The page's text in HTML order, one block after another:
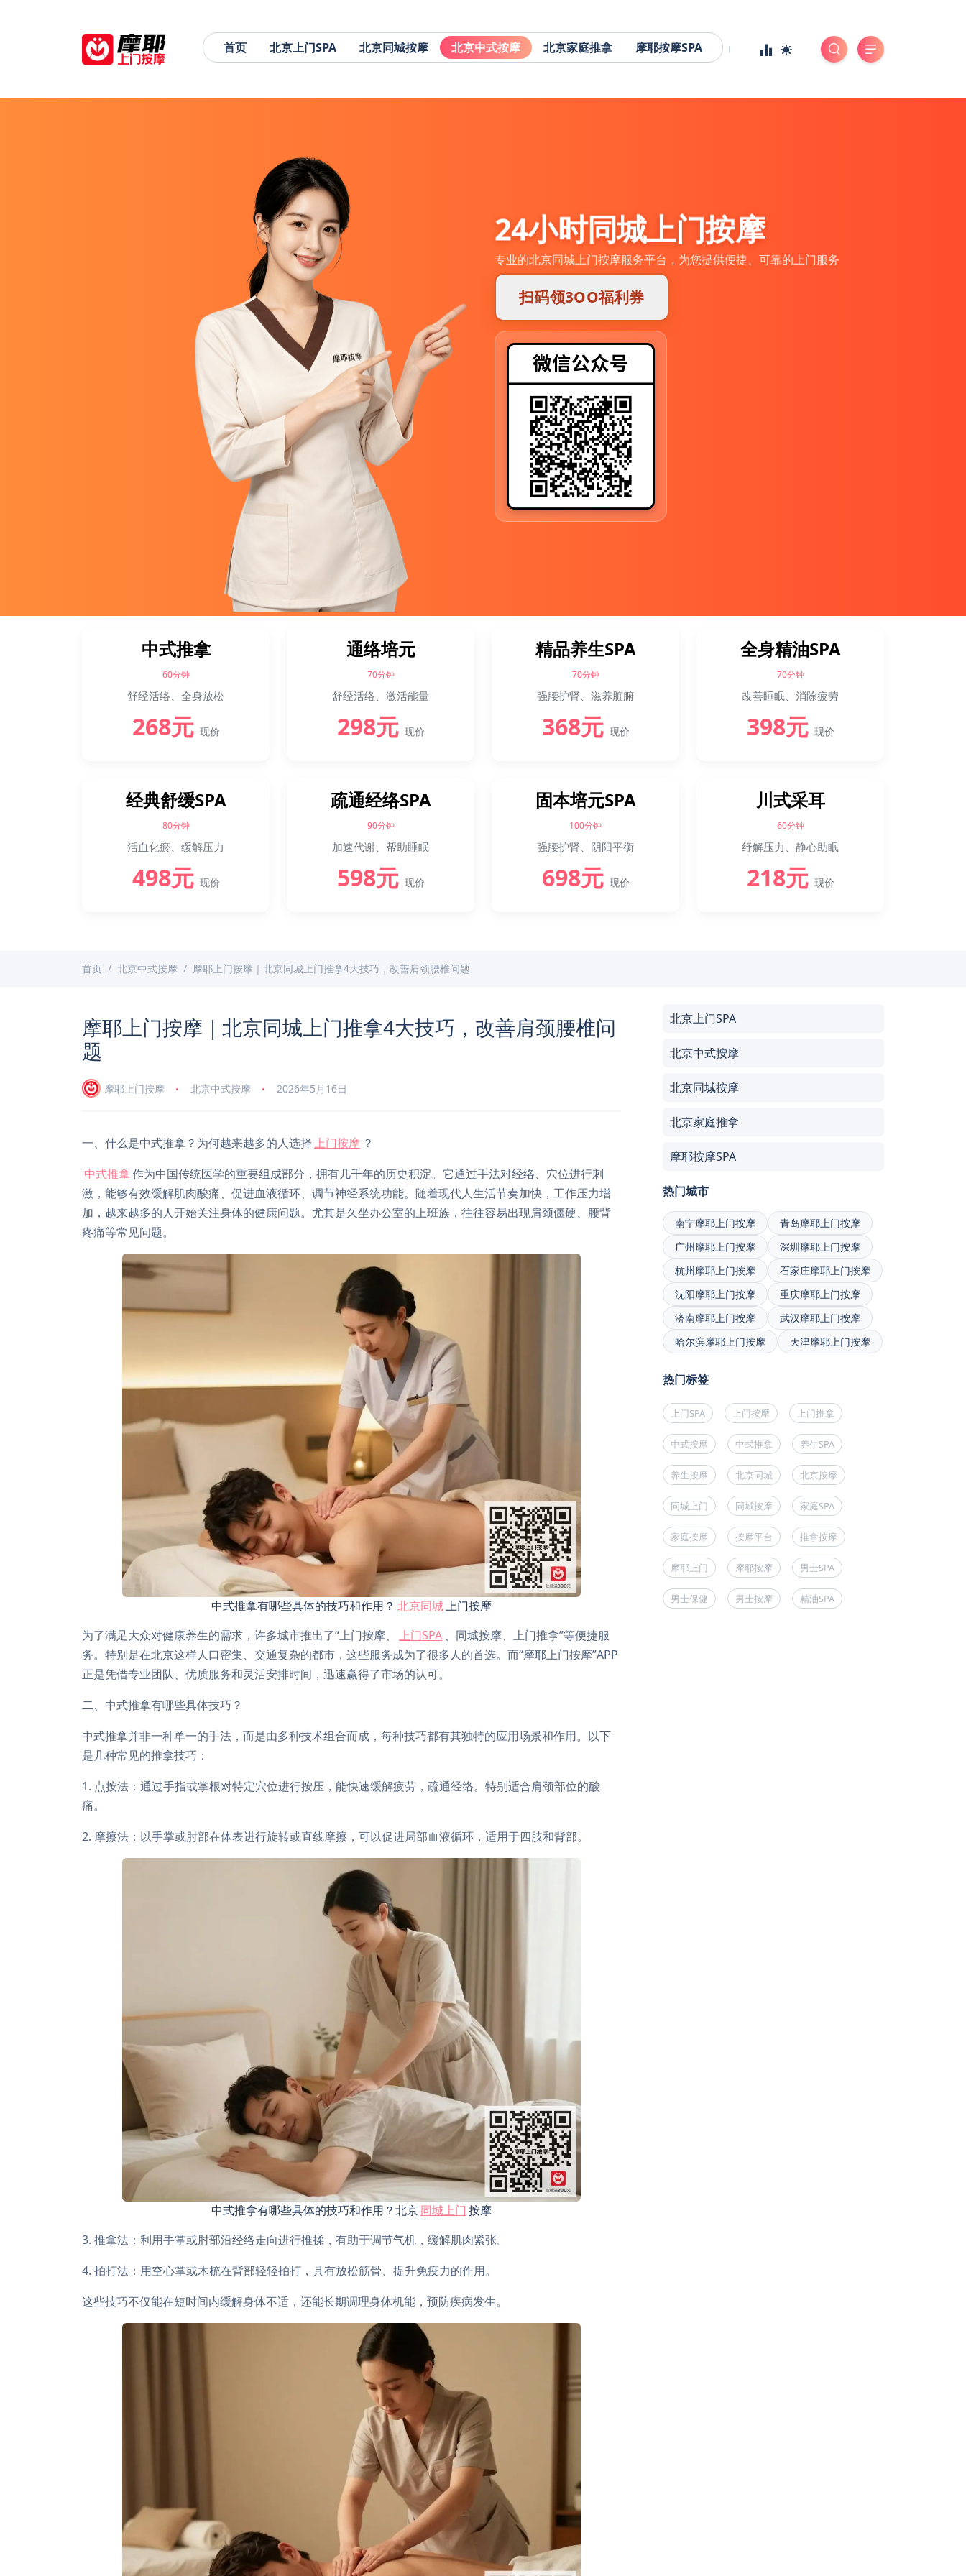
首页 北京上门SPA 北京同城按摩 北京中式按摩 北京家庭推拿 摩耶按摩SPA
24小时同城上门按摩
专业的北京同城上门按摩服务平台，为您提供便捷、可靠的上门服务
扫码领3OO福利券
中式推拿
60分钟
舒经活络、全身放松
268元 现价
通络培元
70分钟
舒经活络、激活能量
298元 现价
精品养生SPA
70分钟
强腰护肾、滋养脏腑
368元 现价
全身精油SPA
70分钟
改善睡眠、消除疲劳
398元 现价
经典舒缓SPA
80分钟
活血化瘀、缓解压力
498元 现价
疏通经络SPA
90分钟
加速代谢、帮助睡眠
598元 现价
固本培元SPA
100分钟
强腰护肾、阴阳平衡
698元 现价
川式采耳
60分钟
纾解压力、静心助眠
218元 现价
首页 北京中式按摩 摩耶上门按摩｜北京同城上门推拿4大技巧，改善肩颈腰椎问题
摩耶上门按摩｜北京同城上门推拿4大技巧，改善肩颈腰椎问
题
摩耶上门按摩 北京中式按摩 2026年5月16日
一、什么是中式推拿？为何越来越多的人选择上门按摩 ？
中式推拿作为中国传统医学的重要组成部分，拥有几千年的历史积淀。它通过手法对经络、穴位进行刺
激，能够有效缓解肌肉酸痛、促进血液循环、调节神经系统功能。随着现代人生活节奏加快，工作压力增
加，越来越多的人开始关注身体的健康问题。尤其是久坐办公室的上班族，往往容易出现肩颈僵硬、腰背
疼痛等常见问题。
中式推拿有哪些具体的技巧和作用？ 北京同城上门按摩
为了满足大众对健康养生的需求，许多城市推出了“上门按摩、
上门SPA 、同城按摩、上门推拿”等便捷服
务。特别是在北京这样人口密集、交通复杂的都市，这些服务成为了很多人的首选。而“摩耶上门按摩”APP
正是凭借专业团队、优质服务和灵活安排时间，迅速赢得了市场的认可。
二、中式推拿有哪些具体技巧？
中式推拿并非一种单一的手法，而是由多种技术组合而成，每种技巧都有其独特的应用场景和作用。以下
是几种常见的推拿技巧：
1. 点按法：通过手指或掌根对特定穴位进行按压，能快速缓解疲劳，疏通经络。特别适合肩颈部位的酸
痛。
2. 摩擦法：以手掌或肘部在体表进行旋转或直线摩擦，可以促进局部血液循环，适用于四肢和背部。
中式推拿有哪些具体的技巧和作用？北京同城上门 按摩
3. 推拿法：利用手掌或肘部沿经络走向进行推揉，有助于调节气机，缓解肌肉紧张。
4. 拍打法：用空心掌或木梳在背部轻轻拍打，具有放松筋骨、提升免疫力的作用。
这些技巧不仅能在短时间内缓解身体不适，还能长期调理身体机能，预防疾病发生。
北京上门SPA
北京中式按摩
北京同城按摩
北京家庭推拿
摩耶按摩SPA
热门城市
南宁摩耶上门按摩
青岛摩耶上门按摩
广州摩耶上门按摩
深圳摩耶上门按摩
杭州摩耶上门按摩
石家庄摩耶上门按摩
沈阳摩耶上门按摩
重庆摩耶上门按摩
济南摩耶上门按摩
武汉摩耶上门按摩
哈尔滨摩耶上门按摩
天津摩耶上门按摩
热门标签
上门SPA 上门按摩 上门推拿
中式按摩 中式推拿 养生SPA
养生按摩 北京同城 北京按摩
同城上门 同城按摩 家庭SPA
家庭按摩 按摩平台 推拿按摩
摩耶上门 摩耶按摩 男士SPA
男士保健 男士按摩 精油SPA